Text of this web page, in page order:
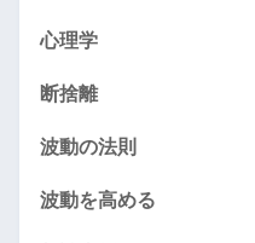
心理学
断捨離
波動の法則
波動を高める